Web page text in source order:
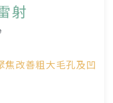
射
焦改善粗大毛孔及凹